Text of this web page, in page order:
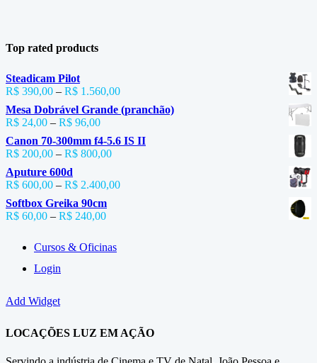
Top rated products
Steadicam Pilot
R$ 390,00 – R$ 1.560,00
Mesa Dobrável Grande (pranchão)
R$ 24,00 – R$ 96,00
Canon 70-300mm f4-5.6 IS II
R$ 200,00 – R$ 800,00
Aputure 600d
R$ 600,00 – R$ 2.400,00
Softbox Greika 90cm
R$ 60,00 – R$ 240,00
Cursos & Oficinas
Login
Add Widget
LOCAÇÕES LUZ EM AÇÃO